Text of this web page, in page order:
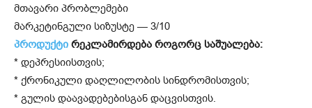
მთავარი პრობლემები
მარკეტინგული სიზუსტე — 3/10
პროდუქტი რეკლამირდება როგორც საშუალება:
* დეპრესიისთვის;
* ქრონიკული დაღლილობის სინდრომისთვის;
* გულის დაავადებებისგან დაცვისთვის.